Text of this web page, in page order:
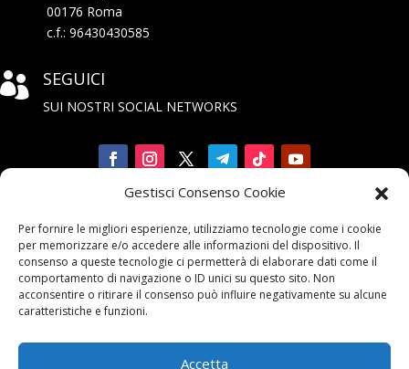
Gestisci Consenso Cookie
Per fornire le migliori esperienze, utilizziamo tecnologie come i cookie
per memorizzare e/o accedere alle informazioni del dispositivo. Il
consenso a queste tecnologie ci permetterà di elaborare dati come il
comportamento di navigazione o ID unici su questo sito. Non
acconsentire o ritirare il consenso può influire negativamente su alcune
caratteristiche e funzioni.
Accetta
00176 Roma
c.f.: 96430430585
 SEGUICI
SUI NOSTRI SOCIAL NETWORKS

alla Newsletter